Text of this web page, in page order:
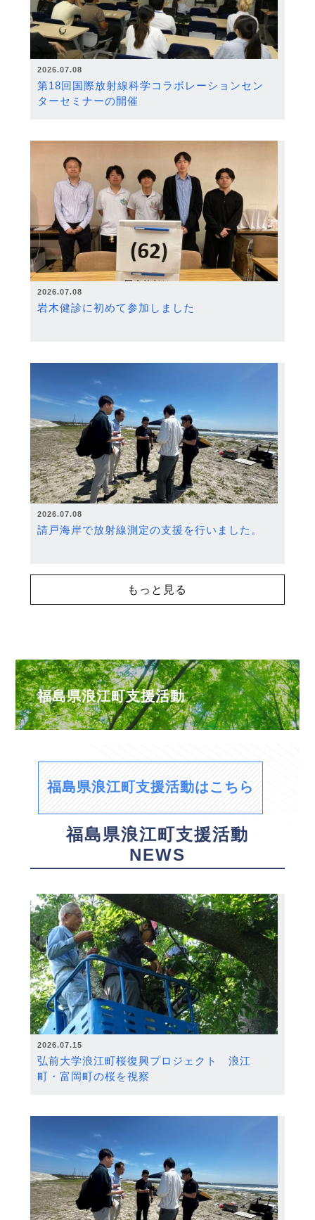
2026.07.08
第18回国際放射線科学コラボレーションセン
ターセミナーの開催
2026.07.08
岩木健診に初めて参加しました
2026.07.08
請戸海岸で放射線測定の支援を行いました。
もっと見る
福島県浪江町支援活動
福島県浪江町支援活動はこちら
福島県浪江町支援活動
NEWS
2026.07.15
弘前大学浪江町桜復興プロジェクト 浪江
町・富岡町の桜を視察